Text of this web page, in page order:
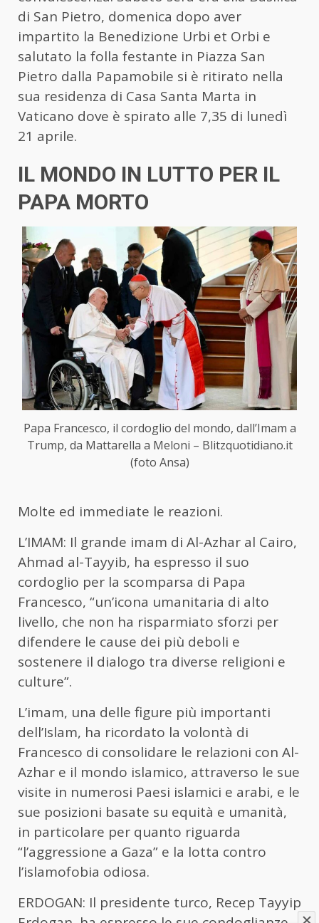
di San Pietro, domenica dopo aver
impartito la Benedizione Urbi et Orbi e
salutato la folla festante in Piazza San
Pietro dalla Papamobile si è ritirato nella
sua residenza di Casa Santa Marta in
Vaticano dove è spirato alle 7,35 di lunedì
21 aprile.
IL MONDO IN LUTTO PER IL
PAPA MORTO
Papa Francesco, il cordoglio del mondo, dall’Imam a
Trump, da Mattarella a Meloni – Blitzquotidiano.it
(foto Ansa)
Molte ed immediate le reazioni.
L’IMAM: Il grande imam di Al-Azhar al Cairo,
Ahmad al-Tayyib, ha espresso il suo
cordoglio per la scomparsa di Papa
Francesco, “un’icona umanitaria di alto
livello, che non ha risparmiato sforzi per
difendere le cause dei più deboli e
sostenere il dialogo tra diverse religioni e
culture”.
L’imam, una delle figure più importanti
dell’Islam, ha ricordato la volontà di
Francesco di consolidare le relazioni con Al-
Azhar e il mondo islamico, attraverso le sue
visite in numerosi Paesi islamici e arabi, e le
sue posizioni basate su equità e umanità,
in particolare per quanto riguarda
“l’aggressione a Gaza” e la lotta contro
l’islamofobia odiosa.
ERDOGAN: Il presidente turco, Recep Tayyip